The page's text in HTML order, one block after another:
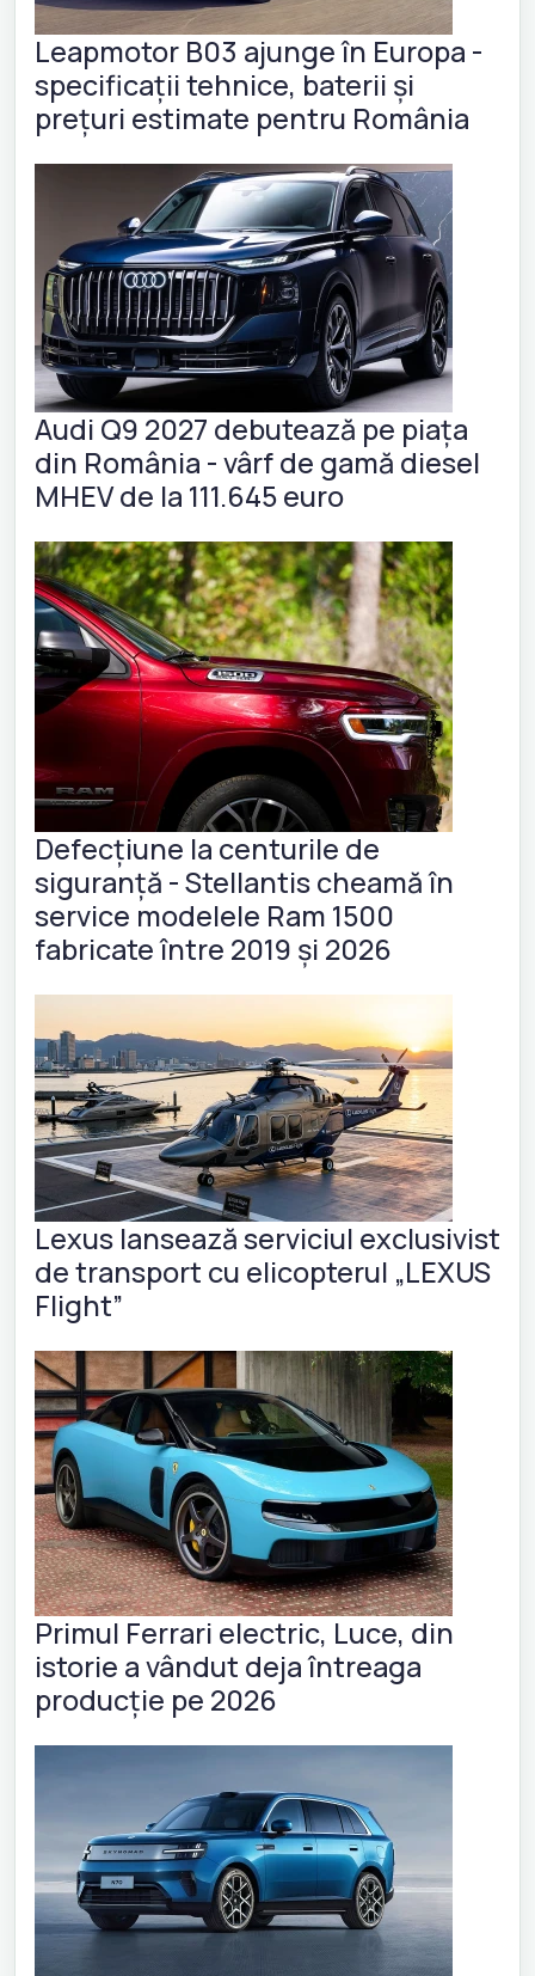
Leapmotor B03 ajunge în Europa -
specificații tehnice, baterii și
prețuri estimate pentru România
Audi Q9 2027 debutează pe piața
din România - vârf de gamă diesel
MHEV de la 111.645 euro
Defecțiune la centurile de
siguranță - Stellantis cheamă în
service modelele Ram 1500
fabricate între 2019 și 2026
Lexus lansează serviciul exclusivist
de transport cu elicopterul „LEXUS
Flight”
Primul Ferrari electric, Luce, din
istorie a vândut deja întreaga
producție pe 2026